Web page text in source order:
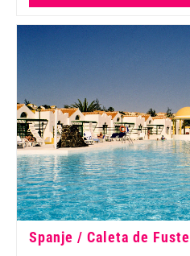
Spanje / Caleta de Fuste